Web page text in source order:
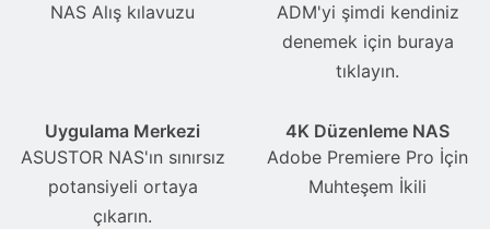
NAS Alış kılavuzu
ADM'yi şimdi kendiniz
denemek için buraya
tıklayın.
Uygulama Merkezi
ASUSTOR NAS'ın sınırsız
potansiyeli ortaya
çıkarın.
4K Düzenleme NAS
Adobe Premiere Pro İçin
Muhteşem İkili